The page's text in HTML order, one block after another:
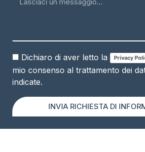
Dichiaro di aver letto la Privacy
mio consenso al trattamento dei
indicate.
INVIA RICHIESTA DI